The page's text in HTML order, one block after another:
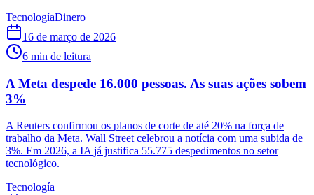
TecnologíaDinero
16 de março de 2026
6 min de leitura
A Meta despede 16.000 pessoas. As suas ações sobem
3%
A Reuters confirmou os planos de corte de até 20% na força de
trabalho da Meta. Wall Street celebrou a notícia com uma subida de
3%. Em 2026, a IA já justifica 55.775 despedimentos no setor
tecnológico.
Tecnología